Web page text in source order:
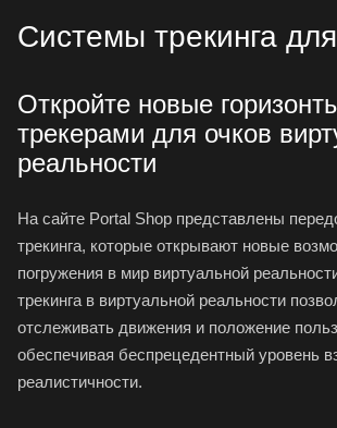
Системы трекинга
Откройте новые
трекерами для очков
реальности
На сайте Portal Shop представлены
трекинга, которые открывают новые
погружения в мир виртуальной
трекинга в виртуальной реальности
отслеживать движения и положение
обеспечивая беспрецедентный уровень
реалистичности.